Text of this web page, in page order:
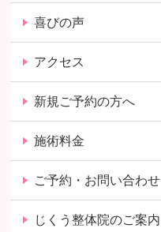
喜びの声
アクセス
新規ご予約の方へ
施術料金
ご予約・お問い合わせ
じくう整体院のご案内